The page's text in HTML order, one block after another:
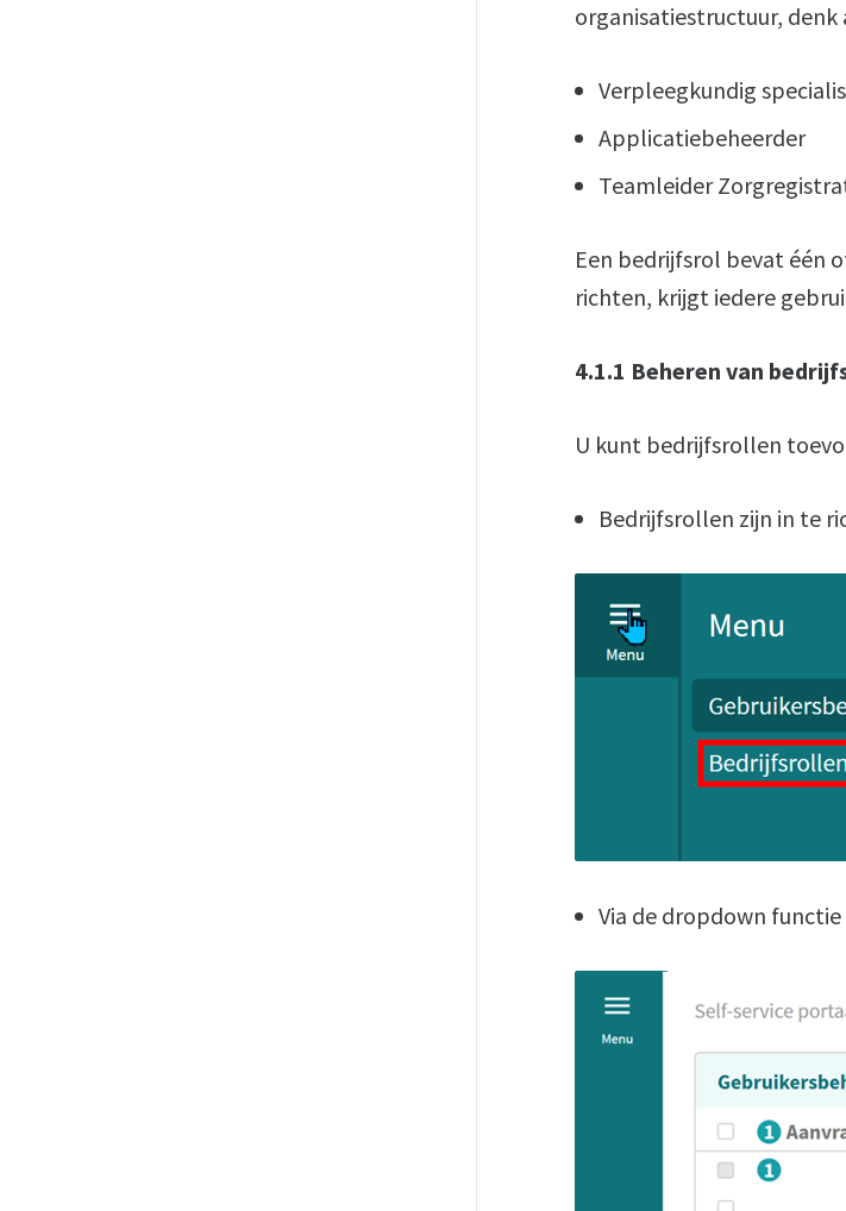
organisatiestructuur, denk
Verpleegkundig
Applicatiebeheerder
Teamleider
Een bedrijfsrol bevat één
richten, krijgt iedere
4.1.1 Beheren van
U kunt bedrijfsrollen
Bedrijfsrollen zijn in te
Via de dropdown